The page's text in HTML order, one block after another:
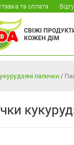
та оплата
СВІЖІ
КОЖЕН ДІМ
палички/